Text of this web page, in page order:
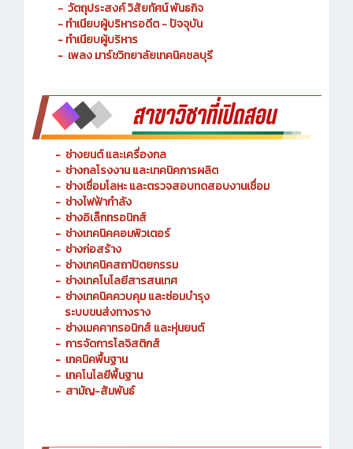
- วัตถุประสงค์ วิสัยทัศน์ พันธกิจ
- ทำเนียบผู้บริหารอดีต - ปัจจุบัน
- ทำเนียบผู้บริหาร
- เพลง มาร์ชวิทยาลัยเทคนิคชลบุรี
- ช่างยนต์ และเครื่องกล
- ช่างกลโรงงาน และเทคนิคการผลิต
- ช่างเชื่อมโลหะ และตรวจสอบทดสอบงานเชื่อม
- ช่างไฟฟ้ากำลัง
- ช่างอิเล็กทรอนิกส์
- ช่างเทคนิคคอมพิวเตอร์
- ช่างก่อสร้าง
- ช่างเทคนิคสถาปัตยกรรม
- ช่างเทคโนโลยีสารสนเทศ
- ช่างเทคนิคควบคุม และซ่อมบำรุง
ระบบขนส่งทางราง
- ช่างเมคคาทรอนิกส์ และหุ่นยนต์
- การจัดการโลจิสติกส์
- เทคนิคพื้นฐาน
- เทคโนโลยีพื้นฐาน
- สามัญ-สัมพันธ์